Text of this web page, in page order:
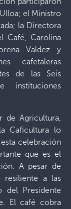
el Ministro
la Directora
Café, Carolina
Valdez y
cafetaleras
de las Seis
instituciones
de Agricultura,
Caficultura lo
celebración
que es el
A pesar de
resiliente a las
del Presidente
El café cobra